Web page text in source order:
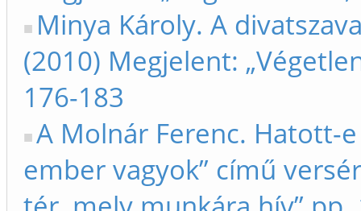
Minya Károly. A
(2010) Megjelent:
176-183
A Molnár Ferenc. Hatott-e
ember vagyok” című